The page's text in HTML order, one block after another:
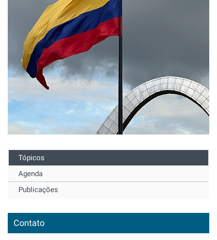
Tópicos
Agenda
Publicações
Contato